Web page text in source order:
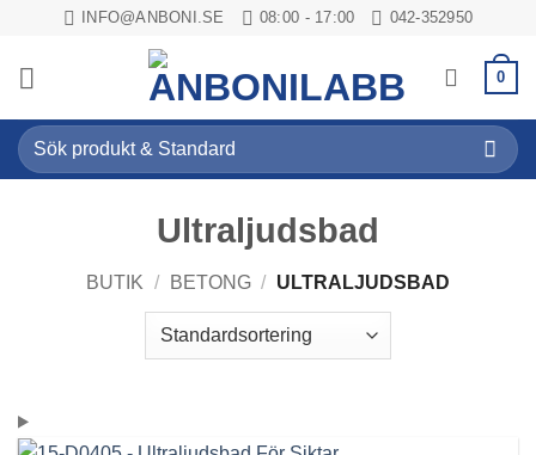
content
INFO@ANBONI.SE 08:00 - 17:00 042-352950
0
Sök
efter:
Ultraljudsbad
BUTIK / BETONG / ULTRALJUDSBAD